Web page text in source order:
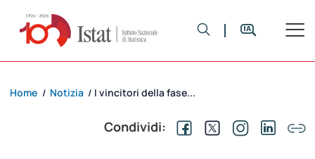
Home / Notizia / I vincitori della fase...
Condividi: